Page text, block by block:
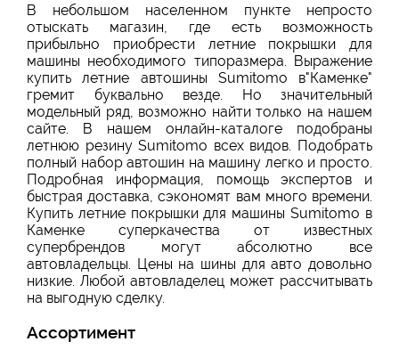
В небольшом населенном пункте непросто
отыскать магазин, где есть возможность
прибыльно приобрести летние покрышки для
машины необходимого типоразмера. Выражение
купить летние автошины Sumitomo в"Каменке"
гремит буквально везде. Но значительный
модельный ряд, возможно найти только на нашем
сайте. В нашем онлайн-каталоге подобраны
летнюю резину Sumitomo всех видов. Подобрать
полный набор автошин на машину легко и просто.
Подробная информация, помощь экспертов и
быстрая доставка, сэкономят вам много времени.
Купить летние покрышки для машины Sumitomo в
Каменке суперкачества от известных
супербрендов могут абсолютно все
автовладельцы. Цены на шины для авто довольно
низкие. Любой автовладелец может рассчитывать
на выгодную сделку.
Ассортимент